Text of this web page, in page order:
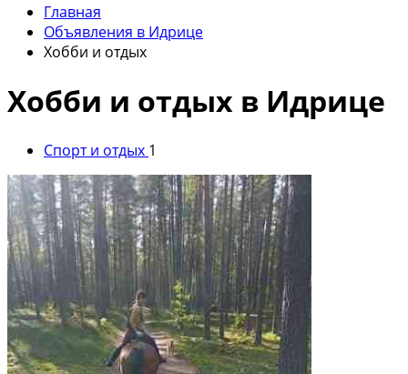
Главная
Объявления в Идрице
Хобби и отдых
Хобби и отдых в Идрице
Спорт и отдых 1